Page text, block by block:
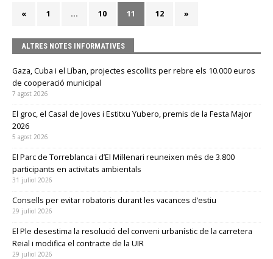
« 1 … 10 11 12 »
ALTRES NOTES INFORMATIVES
Gaza, Cuba i el Líban, projectes escollits per rebre els 10.000 euros
de cooperació municipal
7 agost 2026
El groc, el Casal de Joves i Estitxu Yubero, premis de la Festa Major
2026
5 agost 2026
El Parc de Torreblanca i d’El Mil·lenari reuneixen més de 3.800
participants en activitats ambientals
31 juliol 2026
Consells per evitar robatoris durant les vacances d’estiu
29 juliol 2026
El Ple desestima la resolució del conveni urbanístic de la carretera
Reial i modifica el contracte de la UIR
29 juliol 2026